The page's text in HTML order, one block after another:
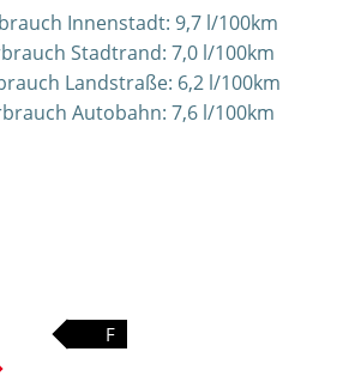
Innenstadt: 9,7 l/100km
Stadtrand: 7,0 l/100km
Landstraße: 6,2 l/100km
Autobahn: 7,6 l/100km
F